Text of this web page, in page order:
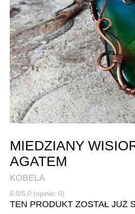
MIEDZIANY
AGATEM
KOBELA
0,0/5,0 (opinie: 0)
TEN PRODUKT ZOSTAŁ JUŻ